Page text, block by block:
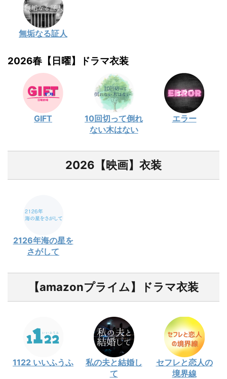
無垢なる証人
2026春【日曜】ドラマ衣装
GIFT
10回切って倒れ
ない木はない
エラー
2026【映画】衣装
2126年海の星を
さがして
【amazonプライム】ドラマ衣装
1122 いいふうふ
私の夫と結婚し
て
セフレと恋人の
境界線